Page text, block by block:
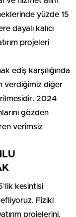
yüzde 15
dayalı kalıcı
projeleri
ediş karşılığında
verdiğimiz diğer
2024
gözden
verimsiz
kesintisi
Fiziki
projelerini,